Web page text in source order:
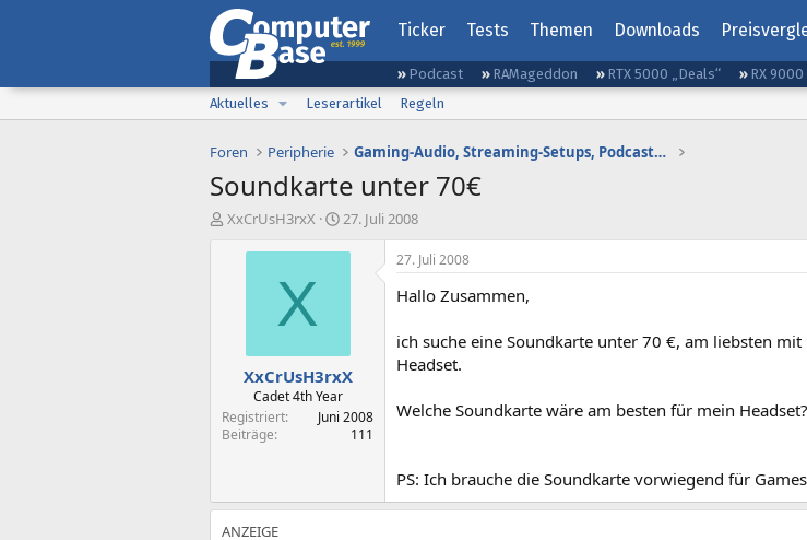
Ticker Tests Themen Downloads
Podcast RAMageddon RTX 5000 „Deals“ RX 9000
Aktuelles
Leserartikel Regeln
Foren Peripherie Gaming-Audio, Streaming-Setups, Podcasting etc.
Soundkarte unter 70€
E
XxCrUsH3rxX
E
s
t
a
m
27. Juli 2008
X
XxCrUsH3rxX
Cadet 4th Year
Registriert
Juni 2008
Beiträge
111
27. Juli 2008
Hallo Zusammen,
ich suche eine Soundkarte unter 70 €, am liebsten
Headset.
Welche Soundkarte wäre am besten für mein Headset?
PS: Ich brauche die Soundkarte vorwiegend für